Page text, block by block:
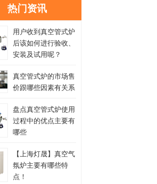
热门资讯
用户收到真空管式炉
后该如何进行验收、
安装及试用呢？
真空管式炉的市场售
价跟哪些因素有关系
盘点真空管式炉使用
过程中的优点主要有
哪些
【上海灯晟】真空气
氛炉主要有哪些特
点！